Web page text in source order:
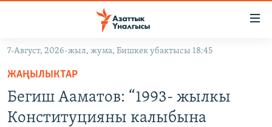
Навигацияга
өтүңүз
Издөөгө
салыңыз
7-Август, 2026-жыл, жума, Бишкек убактысы 18:45
ЖАҢЫЛЫКТАР
Бегиш Ааматов: “1993- жылкы
Конституцияны калыбына